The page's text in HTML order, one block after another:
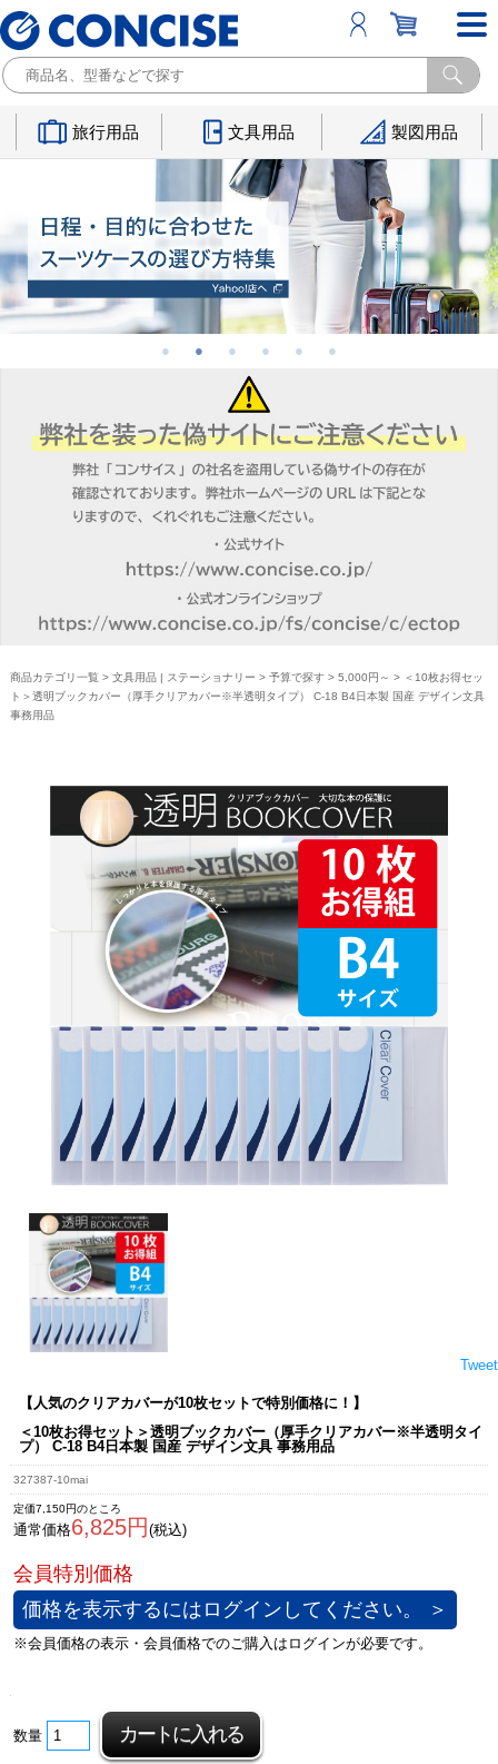
旅行用品 文具用品 製図用品
商品カテゴリ一覧 > 文具用品 | ステーショナリー > 予算で探す> 5,000円～ > ＜10枚お得セッ
ト＞透明ブックカバー（厚手クリアカバー※半透明タイプ） C-18 B4日本製 国産 デザイン文具
事務用品
Tweet
【人気のクリアカバーが10枚セットで特別価格に！】
＜10枚お得セット＞透明ブックカバー（厚手クリアカバー※半透明タイ
プ） C-18 B4日本製 国産 デザイン文具 事務用品
327387-10mai
定価7,150円のところ
通常価格6,825円 (税込)
価格を表示するにはログインしてください。 ＞
数量